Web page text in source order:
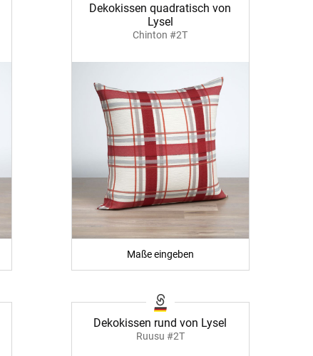
BEZAHLUNG
Vorkasse
Kreditkarte
Google Pay
Dekokissen quadratisch von
Lysel
Chinton #2T
Maße eingeben
Dekokissen rund von Lysel
Ruusu #2T